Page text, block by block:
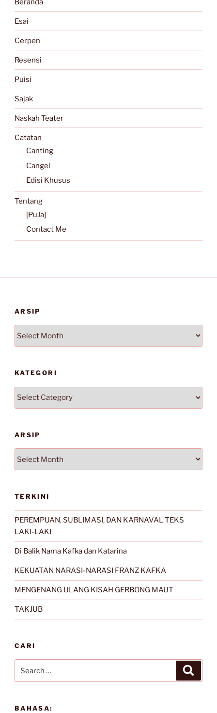
Esai
Cerpen
Resensi
Puisi
Sajak
Naskah Teater
Catatan
Canting
Cangel
Edisi Khusus
Tentang
[PuJa]
Contact Me
ARSIP
KATEGORI
ARSIP
TERKINI
PEREMPUAN, SUBLIMASI, DAN KARNAVAL TEKS
LAKI-LAKI
Di Balik Nama Kafka dan Katarina
KEKUATAN NARASI-NARASI FRANZ KAFKA
MENGENANG ULANG KISAH GERBONG MAUT
TAKJUB
CARI
for:
BAHASA: